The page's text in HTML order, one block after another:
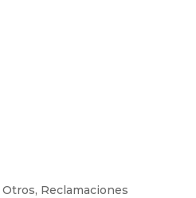
Otros, Reclamaciones